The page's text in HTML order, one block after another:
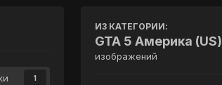
1
ИЗ КАТЕГОРИИ:
GTA 5 Америка (US)
изображений